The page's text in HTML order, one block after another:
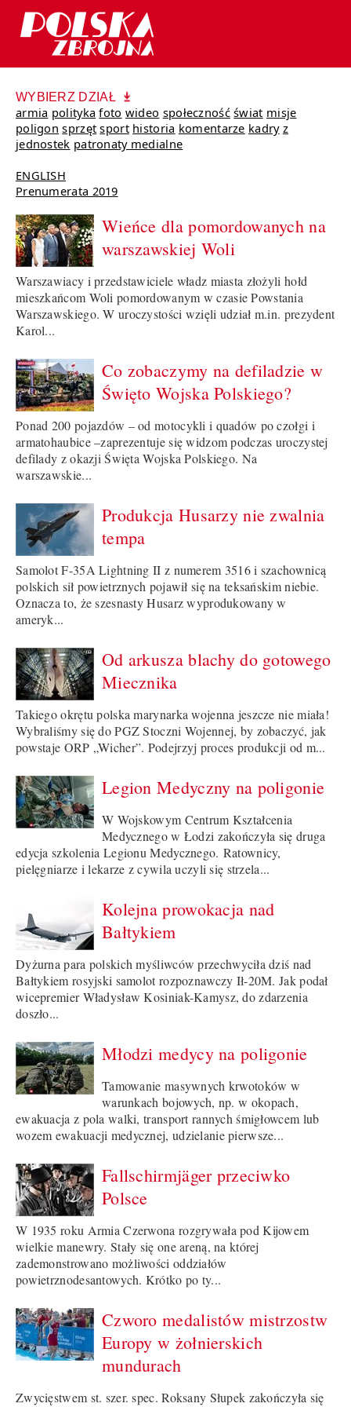
WYBIERZ DZIAŁ
armia polityka foto wideo społeczność świat misje
poligon sprzęt sport historia komentarze kadry z
jednostek patronaty medialne
ENGLISH
Prenumerata 2019
Wieńce dla pomordowanych na
warszawskiej Woli
Warszawiacy i przedstawiciele władz miasta złożyli hołd
mieszkańcom Woli pomordowanym w czasie Powstania
Warszawskiego. W uroczystości wzięli udział m.in. prezydent
Karol...
Co zobaczymy na defiladzie w
Święto Wojska Polskiego?
Ponad 200 pojazdów – od motocykli i quadów po czołgi i
armatohaubice –zaprezentuje się widzom podczas uroczystej
defilady z okazji Święta Wojska Polskiego. Na
warszawskie...
Produkcja Husarzy nie zwalnia
tempa
Samolot F-35A Lightning II z numerem 3516 i szachownicą
polskich sił powietrznych pojawił się na teksańskim niebie.
Oznacza to, że szesnasty Husarz wyprodukowany w
ameryk...
Od arkusza blachy do gotowego
Miecznika
Takiego okrętu polska marynarka wojenna jeszcze nie miała!
Wybraliśmy się do PGZ Stoczni Wojennej, by zobaczyć, jak
powstaje ORP „Wicher”. Podejrzyj proces produkcji od m...
Legion Medyczny na poligonie
W Wojskowym Centrum Kształcenia
Medycznego w Łodzi zakończyła się druga
edycja szkolenia Legionu Medycznego. Ratownicy,
pielęgniarze i lekarze z cywila uczyli się strzela...
Kolejna prowokacja nad
Bałtykiem
Dyżurna para polskich myśliwców przechwyciła dziś nad
Bałtykiem rosyjski samolot rozpoznawczy Ił-20M. Jak podał
wicepremier Władysław Kosiniak-Kamysz, do zdarzenia
doszło...
Młodzi medycy na poligonie
Tamowanie masywnych krwotoków w
warunkach bojowych, np. w okopach,
ewakuacja z pola walki, transport rannych śmigłowcem lub
wozem ewakuacji medycznej, udzielanie pierwsze...
Fallschirmjäger przeciwko
Polsce
W 1935 roku Armia Czerwona rozgrywała pod Kijowem
wielkie manewry. Stały się one areną, na której
zademonstrowano możliwości oddziałów
powietrznodesantowych. Krótko po ty...
Czworo medalistów mistrzostw
Europy w żołnierskich
mundurach
Zwycięstwem st. szer. spec. Roksany Słupek zakończyła się